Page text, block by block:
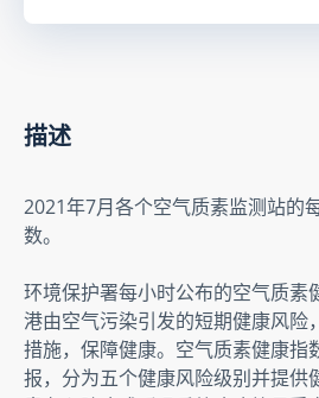
描述
2021年7月各个空气质素监测站的
数。
环境保护署每小时公布的空气质素
港由空气污染引发的短期健康风险
措施，保障健康。空气质素健康指
报，分为五个健康风险级别并提供